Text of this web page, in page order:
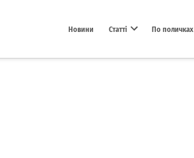
Новини Статті По поличках